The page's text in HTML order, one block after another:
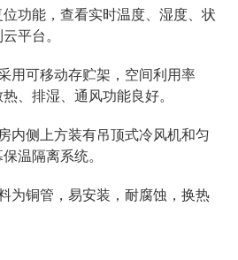
功能，查看实时温度、湿度、状
平台。
用可移动存贮架，空间利用率
、排湿、通风功能良好。
内侧上方装有吊顶式冷风机和匀
温隔离系统。
为铜管，易安装，耐腐蚀，换热